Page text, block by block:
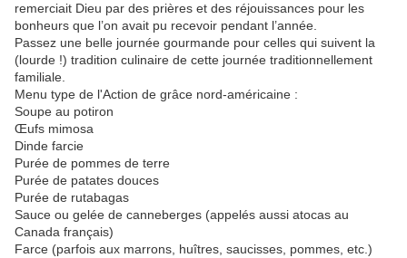
remerciait Dieu par des prières et des réjouissances pour les
bonheurs que l’on avait pu recevoir pendant l’année.
Passez une belle journée gourmande pour celles qui suivent la
(lourde !) tradition culinaire de cette journée traditionnellement
familiale.
Menu type de l'Action de grâce nord-américaine :
Soupe au potiron
Œufs mimosa
Dinde farcie
Purée de pommes de terre
Purée de patates douces
Purée de rutabagas
Sauce ou gelée de canneberges (appelés aussi atocas au
Canada français)
Farce (parfois aux marrons, huîtres, saucisses, pommes, etc.)